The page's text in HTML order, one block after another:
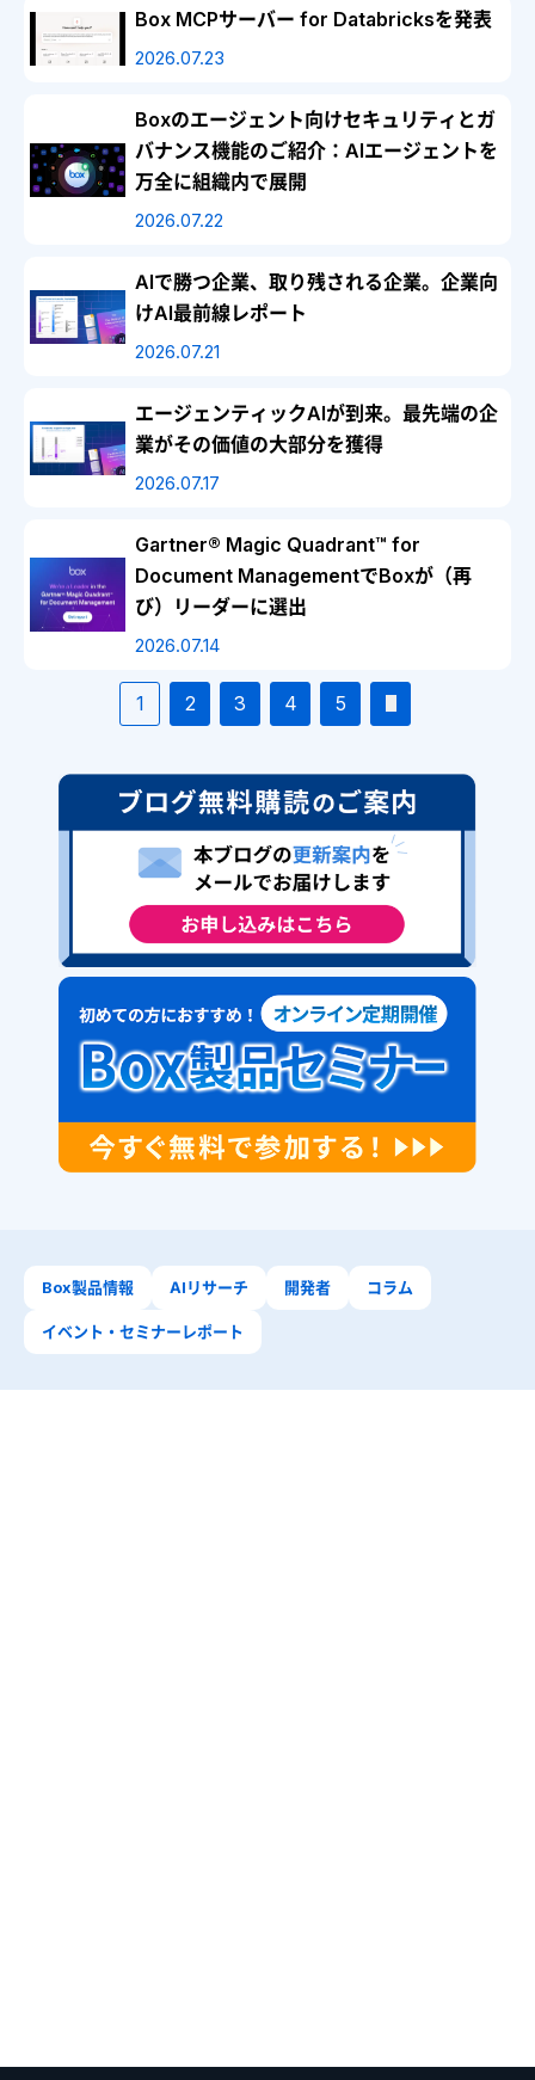
Box MCPサーバー for Databricksを発表
2026.07.23
Boxのエージェント向けセキュリティとガ
バナンス機能のご紹介：AIエージェントを
万全に組織内で展開
2026.07.22
AIで勝つ企業、取り残される企業。企業向
けAI最前線レポート
2026.07.21
エージェンティックAIが到来。最先端の企
業がその価値の大部分を獲得
2026.07.17
Gartner® Magic Quadrant™ for
Document ManagementでBoxが（再
び）リーダーに選出
2026.07.14
1 2 3 4 5
Box製品情報 AIリサーチ 開発者 コラム
イベント・セミナーレポート